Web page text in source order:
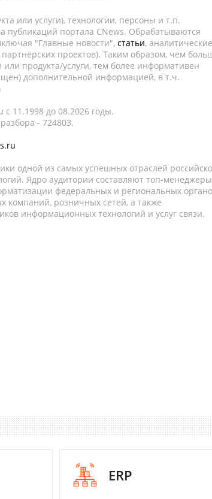
или услуги), технологии, персоны и т.п.
публикаций портала CNews. Обрабатываются
"Главные новости", статьи, аналитические
проектов). Таким образом, чем
продукта/услуги, тем более информативен
дополнительной информацией, в т.ч.
11.1998 до 08.2026 годы.
- 724803.
одной из самых успешных отраслей
Ядро аудитории составляют топ-
федеральных и региональных
компаний, розничных сетей, а также
информационных технологий и услуг связи.
ERP